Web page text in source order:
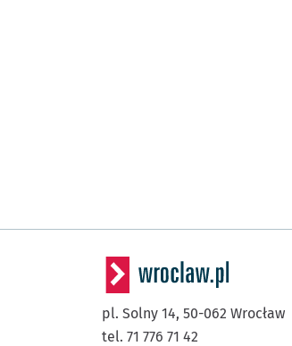
pl. Solny 14, 50-062 Wrocław
tel. 71 776 71 42